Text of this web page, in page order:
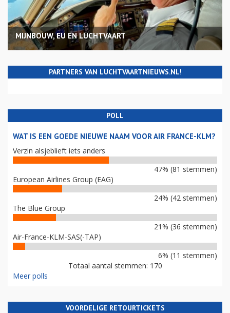
MIJNBOUW, EU EN LUCHTVAART
PARTNERS VAN LUCHTVAARTNIEUWS.NL!
POLL
WAT IS EEN GOEDE NIEUWE NAAM VOOR AIR FRANCE-KLM?
Verzin alsjeblieft iets anders
47% (81 stemmen)
European Airlines Group (EAG)
24% (42 stemmen)
The Blue Group
21% (36 stemmen)
Air-France-KLM-SAS(-TAP)
6% (11 stemmen)
Totaal aantal stemmen: 170
Meer polls
VOORDELIGE RETOURTICKETS